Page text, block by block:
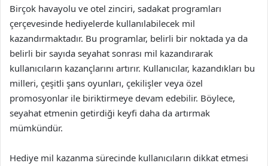
Birçok havayolu ve otel zinciri, sadakat programları
çerçevesinde hediyelerde kullanılabilecek mil
kazandırmaktadır. Bu programlar, belirli bir noktada ya da
belirli bir sayıda seyahat sonrası mil kazandırarak
kullanıcıların kazançlarını artırır. Kullanıcılar, kazandıkları bu
milleri, çeşitli şans oyunları, çekilişler veya özel
promosyonlar ile biriktirmeye devam edebilir. Böylece,
seyahat etmenin getirdiği keyfi daha da artırmak
mümkündür.
Hediye mil kazanma sürecinde kullanıcıların dikkat etmesi